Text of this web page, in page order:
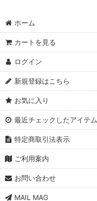
ホーム
カートを見る
ログイン
新規登録はこちら
お気に入り
最近チェックしたアイテム
特定商取引法表示
ご利用案内
お問い合わせ
MAIL MAG